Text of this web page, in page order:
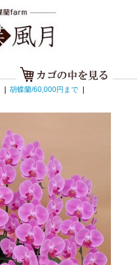
胡蝶蘭/60,000円まで